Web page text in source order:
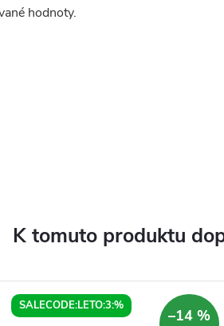
hodnoty.
K tomuto produktu
SALECODE:LETO:3:%
–14 %